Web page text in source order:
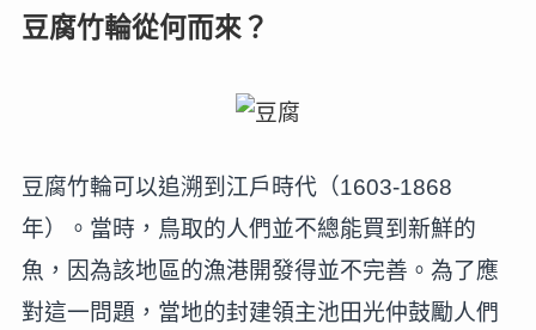
豆腐竹輪從何而來？
豆腐竹輪可以追溯到江戶時代（1603-1868
年）。當時，鳥取的人們並不總能買到新鮮的
魚，因為該地區的漁港開發得並不完善。為了應
對這一問題，當地的封建領主池田光仲鼓勵人們